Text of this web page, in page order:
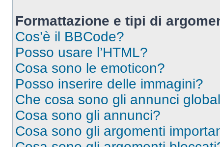
Formattazione e tipi di
Cos’è il BBCode?
Posso usare l’HTML?
Cosa sono le emoticon?
Posso inserire delle immagini?
Che cosa sono gli annunci
Cosa sono gli annunci?
Cosa sono gli argomenti